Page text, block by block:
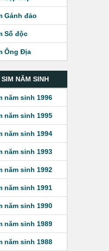
Gánh đảo
Số độc
Ông Địa
SIM NĂM SINH
năm sinh 1996
năm sinh 1995
năm sinh 1994
năm sinh 1993
năm sinh 1992
năm sinh 1991
năm sinh 1990
năm sinh 1989
năm sinh 1988